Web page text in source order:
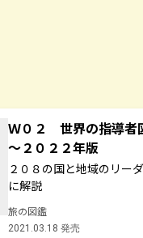
Ｗ０２ 世界の指導者
～２０２２年版
２０８の国と地域のリー
に解説
旅の図鑑
2021.03.18 発売